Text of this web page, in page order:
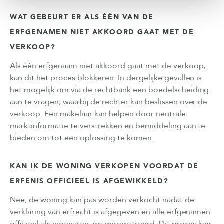
WAT GEBEURT ER ALS ÉÉN VAN DE
ERFGENAMEN NIET AKKOORD GAAT MET DE
VERKOOP?
Als één erfgenaam niet akkoord gaat met de verkoop,
kan dit het proces blokkeren. In dergelijke gevallen is
het mogelijk om via de rechtbank een boedelscheiding
aan te vragen, waarbij de rechter kan beslissen over de
verkoop. Een makelaar kan helpen door neutrale
marktinformatie te verstrekken en bemiddeling aan te
bieden om tot een oplossing te komen.
KAN IK DE WONING VERKOPEN VOORDAT DE
ERFENIS OFFICIEEL IS AFGEWIKKELD?
Nee, de woning kan pas worden verkocht nadat de
verklaring van erfrecht is afgegeven en alle erfgenamen